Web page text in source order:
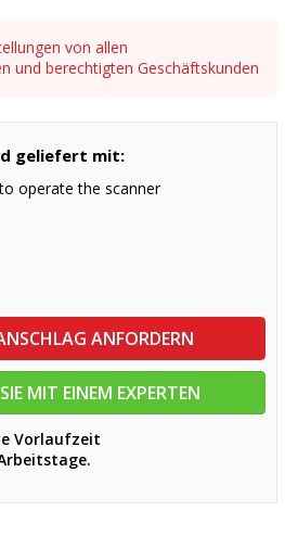
von allen
und berechtigten Geschäftskunden
geliefert mit:
operate the scanner
ANFORDERN
MIT EINEM EXPERTEN
Vorlaufzeit